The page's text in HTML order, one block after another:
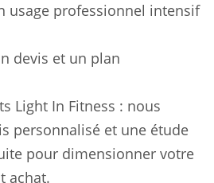
usage professionnel intensif
devis et un plan
Light In Fitness : nous
personnalisé et une étude
pour dimensionner votre
achat.